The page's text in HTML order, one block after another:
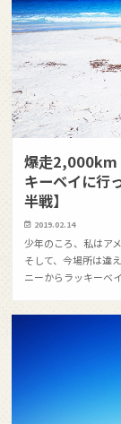
爆走2,000km
キーベイに行
半戦】
2019.02.14
少年のころ、私はア
そして、今場所は違
ニーからラッキーベ